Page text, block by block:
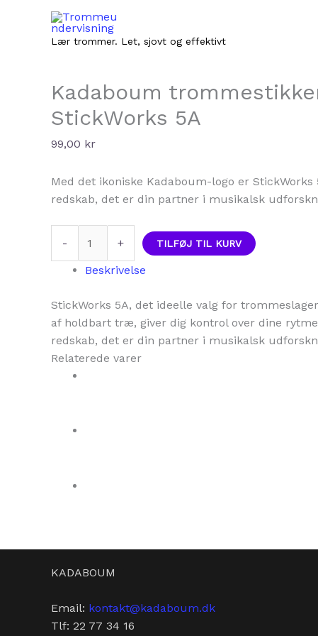
Lær trommer. Let, sjovt og effektivt
Kadaboum
StickWorks 5A
99,00 kr
Med det ikoniske Kadaboum-logo er StickWorks
redskab, det er din partner i musikalsk
-
trommestikker
StickWorks
antal
+ TILFØJ TIL KURV
Beskrivelse
StickWorks 5A, det ideelle valg for
af holdbart træ, giver dig kontrol over dine
redskab, det er din partner i musikalsk
Relaterede varer
KADABOUM
Email: kontakt@kadaboum.dk
Tlf: 22 77 34 16